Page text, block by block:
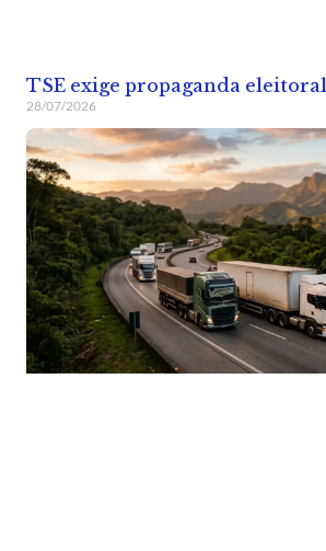
TSE exige propaganda
28/07/2026